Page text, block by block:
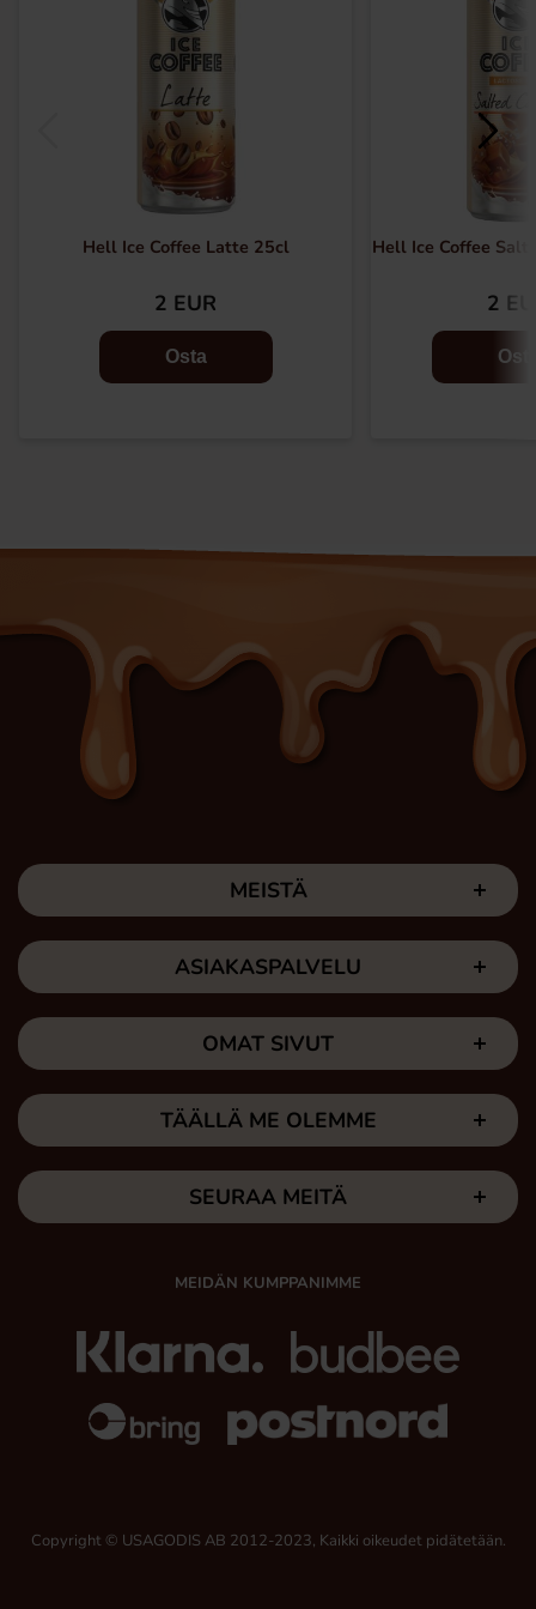
Hell Ice Coffee Latte 25cl
2 EUR
Osta
Hell Ice Coffee
2
MEISTÄ
ASIAKASPALVELU
OMAT SIVUT
TÄÄLLÄ ME OLEMME
SEURAA MEITÄ
MEIDÄN KUMPPANIMME
Copyright © USAGODIS AB 2012-2023, Kaikki oikeudet pidätetään.